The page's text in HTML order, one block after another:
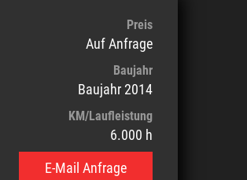
Preis
Auf Anfrage
Baujahr
Baujahr 2014
KM/Laufleistung
6.000 h
E-Mail Anfrage